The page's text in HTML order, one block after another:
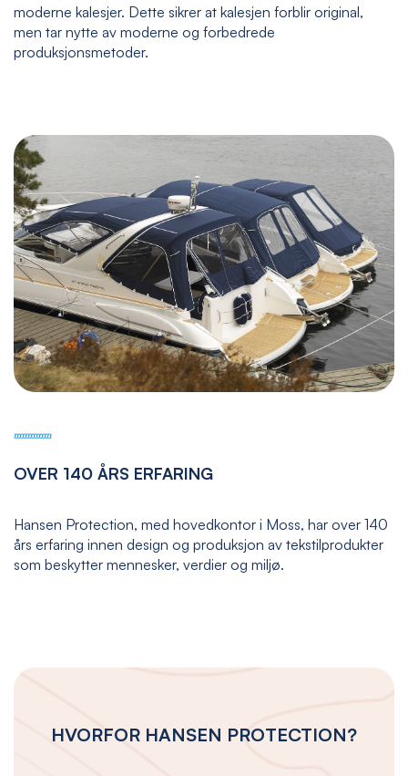
moderne kalesjer. Dette sikrer at kalesjen forblir original,
men tar nytte av moderne og forbedrede
produksjonsmetoder.
OVER 140 ÅRS ERFARING
Hansen Protection, med hovedkontor i Moss, har over 140
års erfaring innen design og produksjon av tekstilprodukter
som beskytter mennesker, verdier og miljø.
HVORFOR HANSEN PROTECTION?